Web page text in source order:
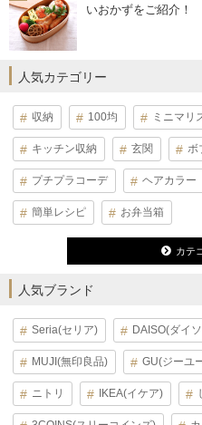
いおかずをご紹介！
人気カテゴリー
収納 100均 ミニマリ
キッチン収納 玄関 ボ
プチプラコーデ ヘアカラー
簡単レシピ お弁当箱
カテ
人気ブランド
Seria(セリア) DAISO(ダイ
MUJI(無印良品) GU(ジーユ
ニトリ IKEA(イケア)